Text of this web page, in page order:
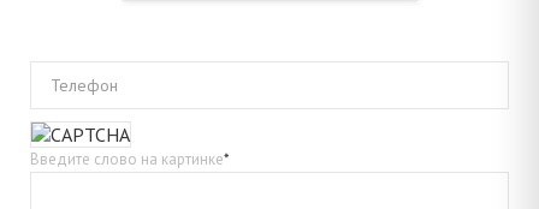
Телефон
Введите слово на картинке*